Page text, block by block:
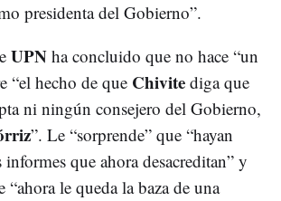
presidenta del Gobierno”.
UPN ha concluido que no hace “un
“el hecho de que Chivite diga que
ni ningún consejero del Gobierno,
”. Le “sorprende” que “hayan
que ahora desacreditan” y
“ahora le queda la baza de una